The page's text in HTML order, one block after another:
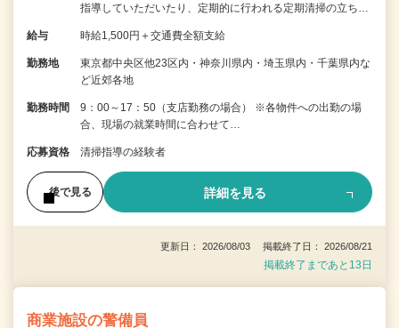
指導していただいたり、定期的に行われる定期清掃の立ち…
給与 時給1,500円＋交通費全額支給
勤務地
東京都中央区他23区内・神奈川県内・埼玉県内・千葉県内な
ど近郊各地
勤務時間
9：00～17：50（支店勤務の場合） ※各物件への出勤の場
合、現場の就業時間に合わせて…
応募資格 清掃指導の経験者
後で見る 詳細を見る
更新日： 2026/08/03 掲載終了日： 2026/08/21
掲載終了まであと13日
商業施設の警備員